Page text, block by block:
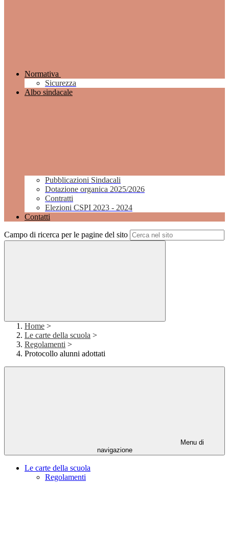
Normativa
Sicurezza
Albo sindacale
Pubblicazioni Sindacali
Dotazione organica 2025/2026
Contratti
Elezioni CSPI 2023 - 2024
Contatti
Campo di ricerca per le pagine del sito
Home >
Le carte della scuola >
Regolamenti >
Protocollo alunni adottati
Menu di
navigazione
Le carte della scuola
Regolamenti